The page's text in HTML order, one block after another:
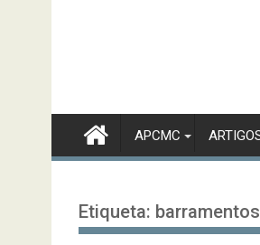
APCMC
Etiqueta: